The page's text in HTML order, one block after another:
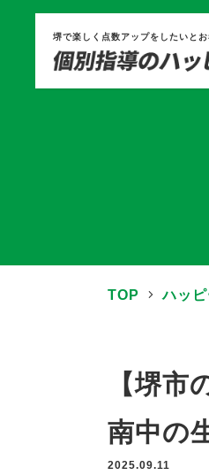
堺で楽しく点数アップをしたいと
TOP ハッ
【堺
南中の
2025.09.11